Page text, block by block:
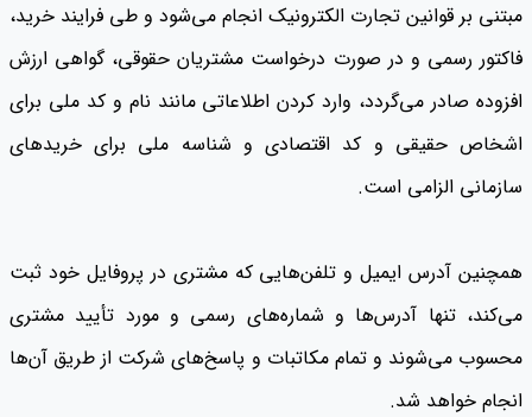
مبتنی بر قوانین تجارت الکترونیک انجام می‌شود و طی فرایند خرید،
فاکتور رسمی و در صورت درخواست مشتریان حقوقی، گواهی ارزش
افزوده صادر می‌گردد، وارد کردن اطلاعاتی مانند نام و کد ملی برای
اشخاص حقیقی و کد اقتصادی و شناسه ملی برای خریدهای
سازمانی الزامی است.
همچنین آدرس ایمیل و تلفن‌هایی که مشتری در پروفایل خود ثبت
می‌کند، تنها آدرس‌ها و شماره‌های رسمی و مورد تأیید مشتری
محسوب می‌شوند و تمام مکاتبات و پاسخ‌های شرکت از طریق آن‌ها
انجام خواهد شد.